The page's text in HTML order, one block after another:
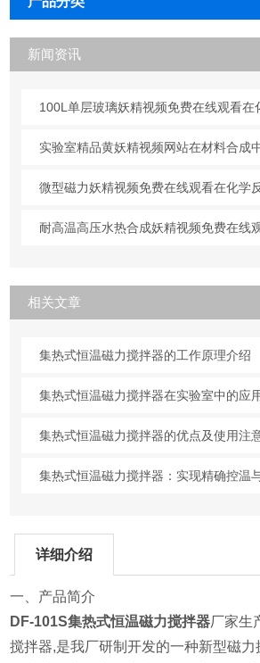
新闻资讯
100L单层玻璃妖精视频免费在线观看在
实验室精品黄妖精视频网站在材料合成
微型磁力妖精视频免费在线观看在化学
相关文章
集热式恒温磁力搅拌器的工作原理介绍
集热式恒温磁力搅拌器在实验室中的应
集热式恒温磁力搅拌器的优点及使用注
集热式恒温磁力搅拌器：实现精确控
详细介绍
一、产品简介
DF-101S集热式恒温磁力搅拌器厂家生
搅拌器,是我厂研制开发的一种新型磁力